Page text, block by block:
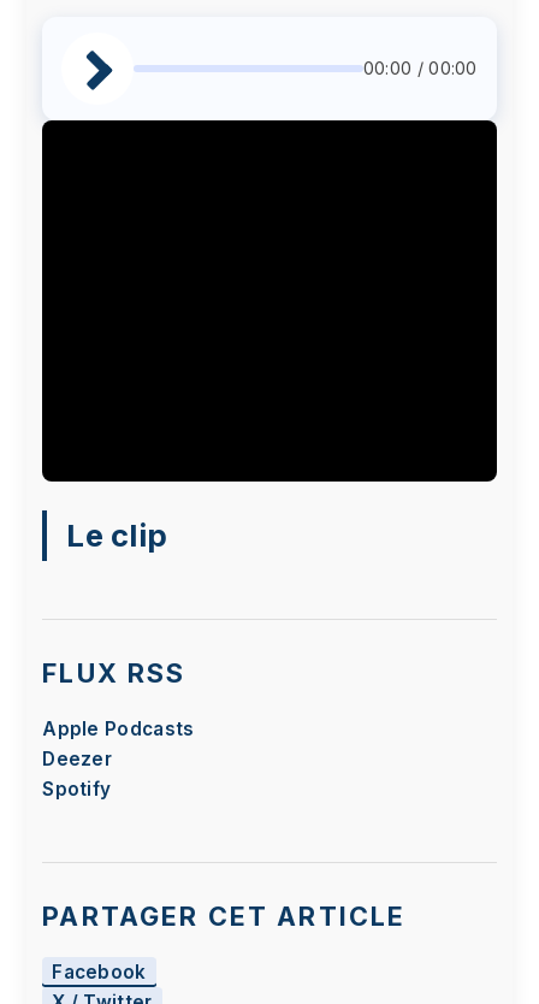
00:00 / 00:00
placement de cookies par le fournisseur de la
cookies que vous avez exprimé, afin de
lecture de cette vidéo. Si vous souhaitez
donner votre consentement en cliquant sur le
Le clip
FLUX RSS
Apple Podcasts
Deezer
Spotify
PARTAGER CET ARTICLE
Facebook